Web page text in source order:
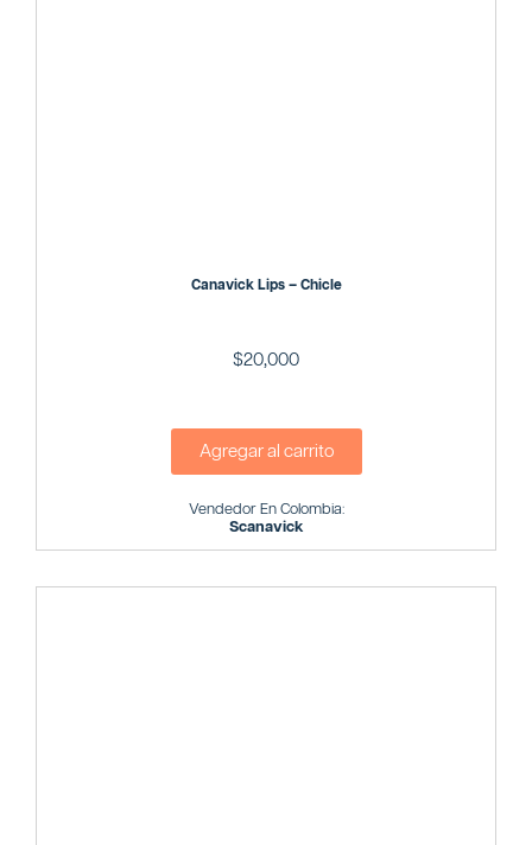
Canavick Lips – Chicle
$20,000
Agregar al carrito
Vendedor En Colombia:
Scanavick